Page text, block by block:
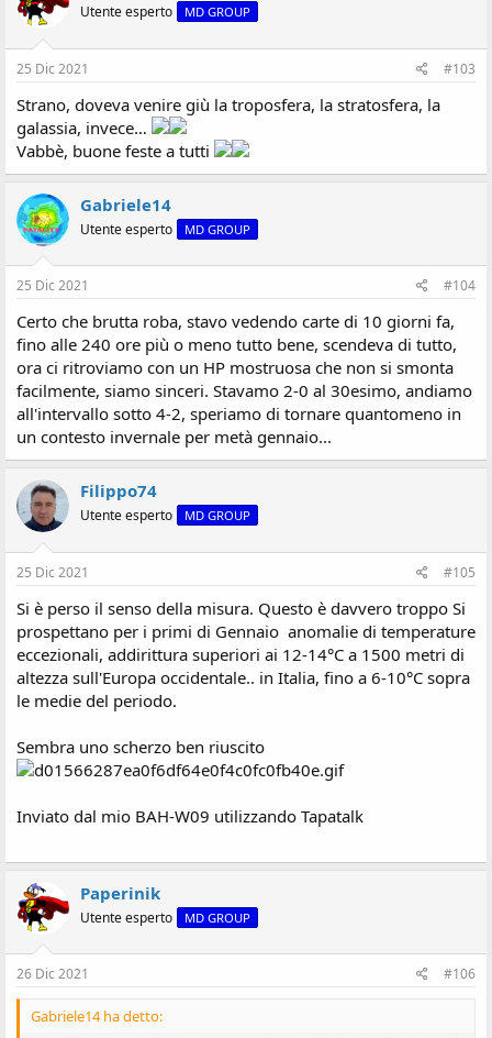
Utente esperto MD GROUP
25 Dic 2021 #103
Strano, doveva venire giù la troposfera, la stratosfera, la
galassia, invece…
Vabbè, buone feste a tutti
Gabriele14
Utente esperto MD GROUP
25 Dic 2021 #104
Certo che brutta roba, stavo vedendo carte di 10 giorni fa,
fino alle 240 ore più o meno tutto bene, scendeva di tutto,
ora ci ritroviamo con un HP mostruosa che non si smonta
facilmente, siamo sinceri. Stavamo 2-0 al 30esimo, andiamo
all'intervallo sotto 4-2, speriamo di tornare quantomeno in
un contesto invernale per metà gennaio...
Filippo74
Utente esperto MD GROUP
25 Dic 2021 #105
Si è perso il senso della misura. Questo è davvero troppo Si
prospettano per i primi di Gennaio anomalie di temperature
eccezionali, addirittura superiori ai 12-14°C a 1500 metri di
altezza sull'Europa occidentale.. in Italia, fino a 6-10°C sopra
le medie del periodo.
Sembra uno scherzo ben riuscito
Inviato dal mio BAH-W09 utilizzando Tapatalk
Paperinik
Utente esperto MD GROUP
26 Dic 2021 #106
Gabriele14 ha detto: